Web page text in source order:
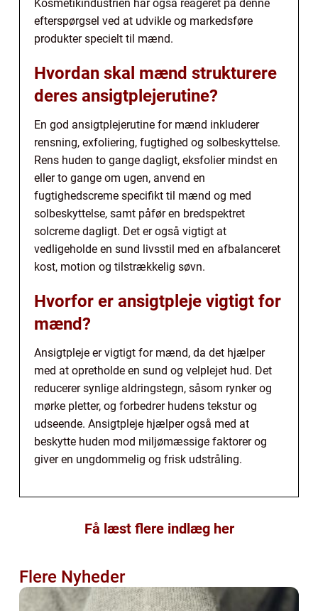
Kosmetikindustrien har også reageret på denne
efterspørgsel ved at udvikle og markedsføre
produkter specielt til mænd.
Hvordan skal mænd strukturere
deres ansigtplejerutine?
En god ansigtplejerutine for mænd inkluderer
rensning, exfoliering, fugtighed og solbeskyttelse.
Rens huden to gange dagligt, eksfolier mindst en
eller to gange om ugen, anvend en
fugtighedscreme specifikt til mænd og med
solbeskyttelse, samt påfør en bredspektret
solcreme dagligt. Det er også vigtigt at
vedligeholde en sund livsstil med en afbalanceret
kost, motion og tilstrækkelig søvn.
Hvorfor er ansigtpleje vigtigt for
mænd?
Ansigtpleje er vigtigt for mænd, da det hjælper
med at opretholde en sund og velplejet hud. Det
reducerer synlige aldringstegn, såsom rynker og
mørke pletter, og forbedrer hudens tekstur og
udseende. Ansigtpleje hjælper også med at
beskytte huden mod miljømæssige faktorer og
giver en ungdommelig og frisk udstråling.
Få læst flere indlæg her
Flere Nyheder